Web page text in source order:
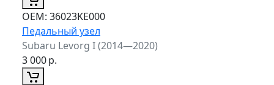
ОЕМ: 36023KE000
Педальный узел
Subaru Levorg I (2014—2020)
3 000р.